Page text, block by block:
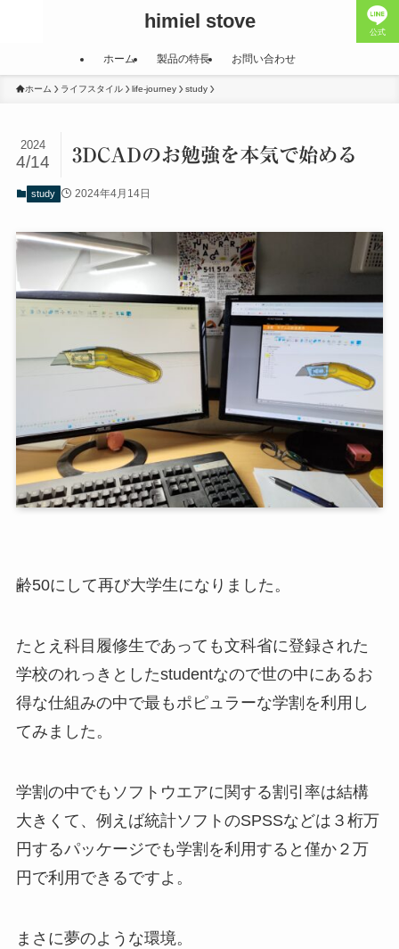
himiel stove 公式
ホーム 製品の特長 お問い合わせ
ホーム ライフスタイル life-journey study
3DCADのお勉強を本気で始める
2024
4/14
study 2024年4月14日
齢50にして再び大学生になりました。
たとえ科目履修生であっても文科省に登録された
学校のれっきとしたstudentなので世の中にあるお
得な仕組みの中で最もポピュラーな学割を利用し
てみました。
学割の中でもソフトウエアに関する割引率は結構
大きくて、例えば統計ソフトのSPSSなどは３桁万
円するパッケージでも学割を利用すると僅か２万
円で利用できるですよ。
まさに夢のような環境。